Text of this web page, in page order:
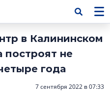
в Калининском
построят не
года
7 сентября 2022 в 07:33